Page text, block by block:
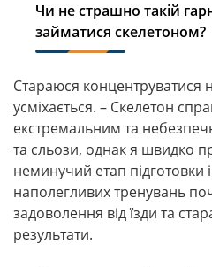
Чи не страшно такій
займатися скелетоном?
Стараюся концентруватися
усміхається. – Скелетон
екстремальним та
та сльози, однак я швидко
неминучий етап підготовки
наполегливих тренувань
задоволення від їзди та
результати.